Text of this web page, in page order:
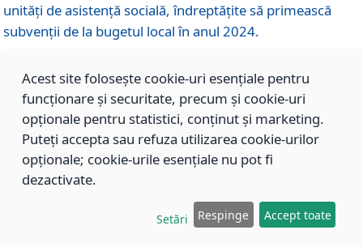
unități de asistenţă socială, îndreptăţite să primească
subvenţii de la bugetul local în anul 2024.
899/21.12.2023
Aprobarea standardelor de cost pentru serviciile
sociale furnizate în cadrul Direcției de Asistență Socială
Brașov, pentru anul 2024.
Modificarea Anexei la H.C.L. nr. 91 din 09.02.2018,
Acest site folosește cookie-uri esențiale pentru
funcționare și securitate, precum și cookie-uri
opționale pentru statistici, conținut și marketing.
Puteți accepta sau refuza utilizarea cookie-urilor
opționale; cookie-urile esențiale nu pot fi
dezactivate.
Setări Respinge Accept toate